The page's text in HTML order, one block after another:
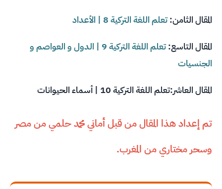
المقال الثامن:تعلم اللغة التركية 8 | الأعداد
المقال التاسع:
تعلم اللغة التركية 9 | الدول و العواصم و
الجنسيات
المقال العاشر:تعلم اللغة التركية 10 | أسماء الحيوانات
تم إعداد هذا المقال من قبل أماني محمد حلمي من مصر
وسحر مختاري من المغرب.